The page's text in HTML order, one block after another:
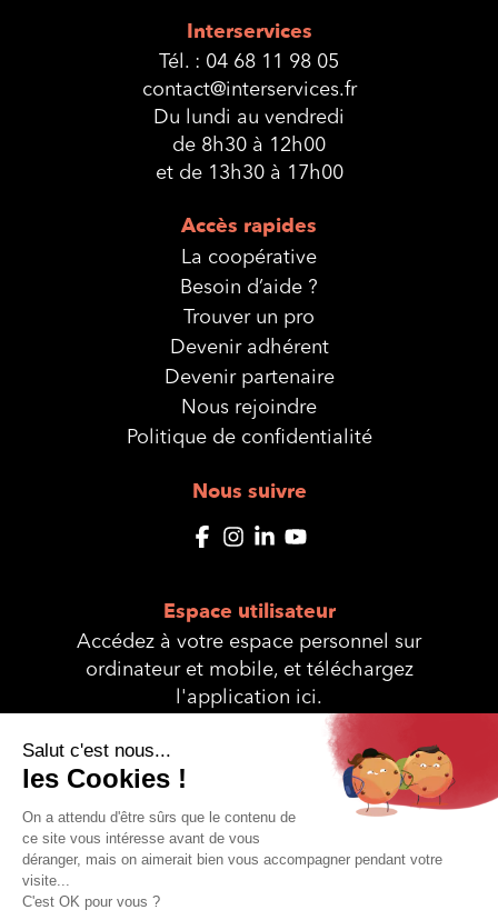
Interservices
Tél. : 04 68 11 98 05
contact@interservices.fr
Du lundi au vendredi
de 8h30 à 12h00
et de 13h30 à 17h00
Accès rapides
La coopérative
Besoin d’aide ?
Trouver un pro
Devenir adhérent
Devenir partenaire
Nous rejoindre
Politique de confidentialité
Nous suivre
Espace utilisateur
Accédez à votre espace personnel sur
ordinateur et mobile, et téléchargez
l'application ici.